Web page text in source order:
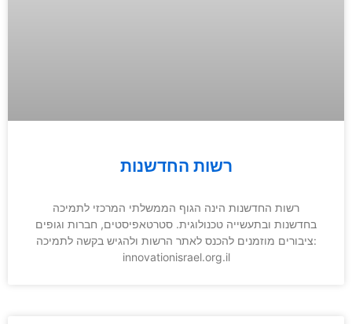
רשות החדשנות
רשות החדשנות הינה הגוף הממשלתי המרכזי לתמיכה
בחדשנות ובתעשייה טכנולוגית. סטרטאפיסטים, חברות וגופים
ציבורים מוזמנים להכנס לאתר הרשות ולהגיש בקשה לתמיכה:
innovationisrael.org.il